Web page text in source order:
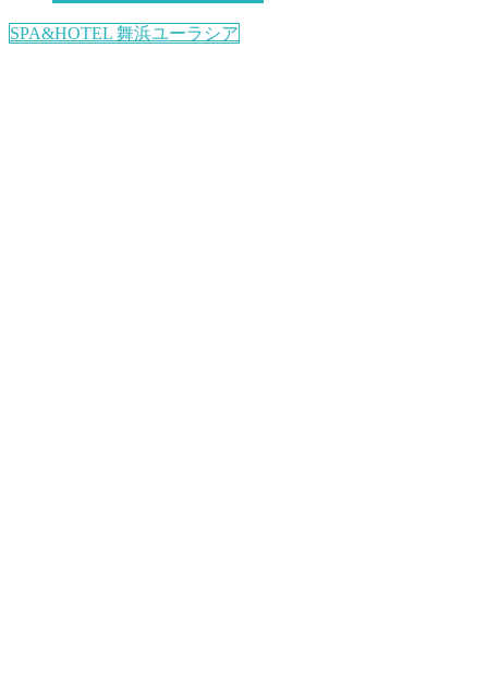
SPA&HOTEL 舞浜ユーラシア